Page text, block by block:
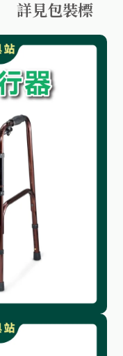
包裝標